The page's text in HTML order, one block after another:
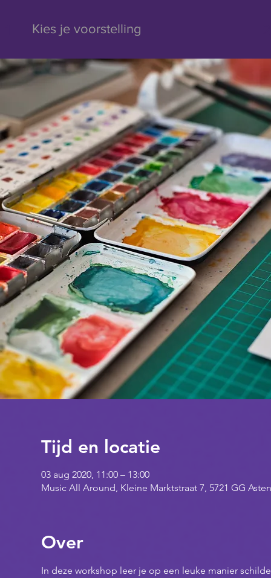
Kies je voorstelling
Tijd en locatie
03 aug 2020, 11:00 – 13:00
Music All Around, Kleine Marktstraat 7, 5721 GG
Over
In deze workshop leer je op een leuke manier